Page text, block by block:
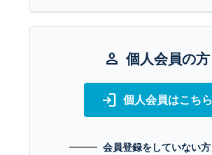
person 個人会員の方
login 個人会員はこちら
会員登録をしていない方